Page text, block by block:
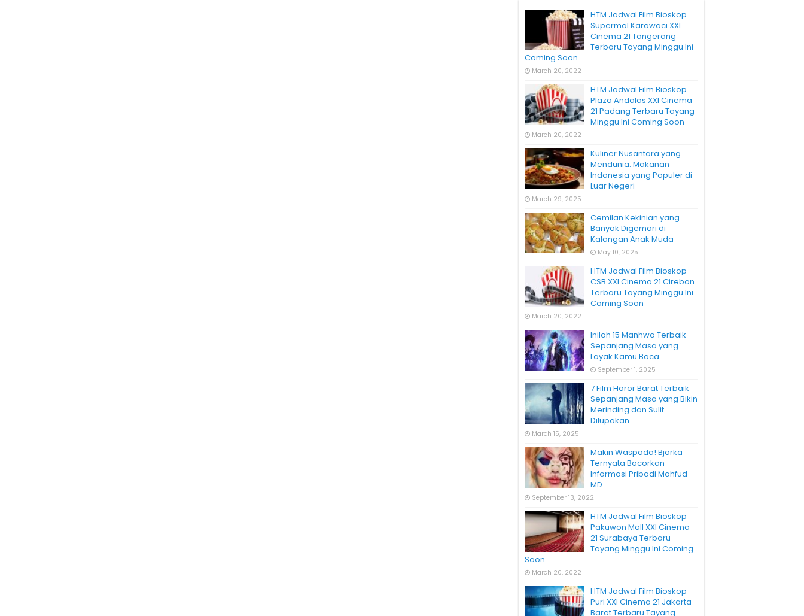
HTM Jadwal Film Bioskop
Supermal Karawaci XXI
Cinema 21 Tangerang
Terbaru Tayang Minggu Ini
Coming Soon
March 20, 2022
HTM Jadwal Film Bioskop
Plaza Andalas XXI Cinema
21 Padang Terbaru Tayang
Minggu Ini Coming Soon
March 20, 2022
Kuliner Nusantara yang
Mendunia: Makanan
Indonesia yang Populer di
Luar Negeri
March 29, 2025
Cemilan Kekinian yang
Banyak Digemari di
Kalangan Anak Muda
May 10, 2025
HTM Jadwal Film Bioskop
CSB XXI Cinema 21 Cirebon
Terbaru Tayang Minggu Ini
Coming Soon
March 20, 2022
Inilah 15 Manhwa Terbaik
Sepanjang Masa yang
Layak Kamu Baca
September 1, 2025
7 Film Horor Barat Terbaik
Sepanjang Masa yang Bikin
Merinding dan Sulit
Dilupakan
March 15, 2025
Makin Waspada! Bjorka
Ternyata Bocorkan
Informasi Pribadi Mahfud
MD
September 13, 2022
HTM Jadwal Film Bioskop
Pakuwon Mall XXI Cinema
21 Surabaya Terbaru
Tayang Minggu Ini Coming
Soon
March 20, 2022
HTM Jadwal Film Bioskop
Puri XXI Cinema 21 Jakarta
Barat Terbaru Tayang